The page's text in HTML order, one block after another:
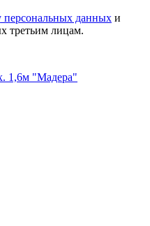
персональных данных и
третьим лицам.